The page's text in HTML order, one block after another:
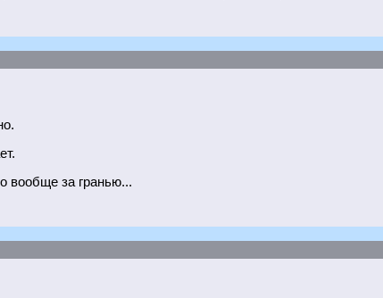
вообще за гранью...